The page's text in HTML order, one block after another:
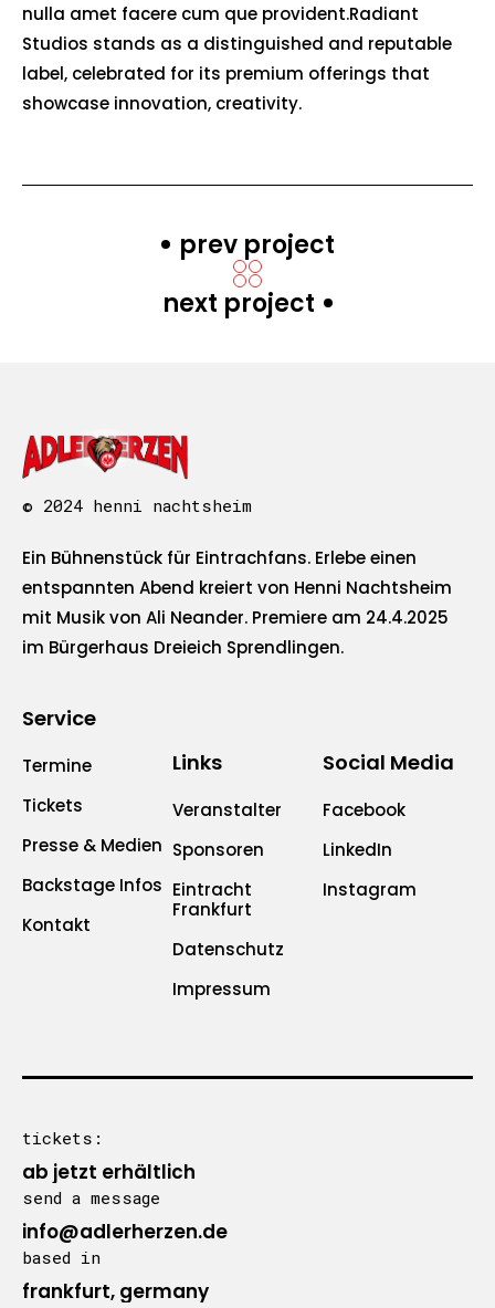
nulla amet facere cum que provident.Radiant
Studios stands as a distinguished and reputable
label, celebrated for its premium offerings that
showcase innovation, creativity.
prev project
next project
© 2024 henni nachtsheim
Ein Bühnenstück für Eintrachfans. Erlebe einen
entspannten Abend kreiert von Henni Nachtsheim
mit Musik von Ali Neander. Premiere am 24.4.2025
im Bürgerhaus Dreieich Sprendlingen.
Service
Termine
Tickets
Presse & Medien
Backstage Infos
Kontakt
Links
Veranstalter
Sponsoren
Eintracht
Frankfurt
Datenschutz
Impressum
Social Media
Facebook
LinkedIn
Instagram
tickets:
ab jetzt erhältlich
send a message
info@adlerherzen.de
based in
frankfurt, germany